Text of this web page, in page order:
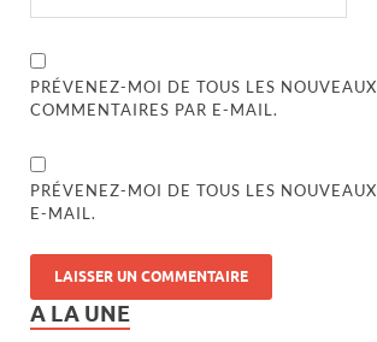
PRÉVENEZ-MOI DE TOUS LES NOUVEAUX
COMMENTAIRES PAR E-MAIL.
PRÉVENEZ-MOI DE TOUS LES
E-MAIL.
A LA UNE